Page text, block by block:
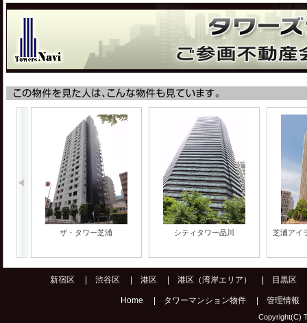
ザ・タワー芝浦 シティタワー品川 芝浦アイ
新宿区 渋谷区 港区 港区（湾岸エリア） 目黒区
Home タワーマンション物件 |管理情報
Copyright(C)